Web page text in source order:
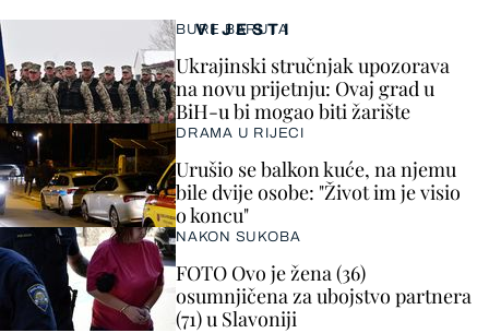
VIJESTI
BURE BARUTA
Ukrajinski stručnjak upozorava
na novu prijetnju: Ovaj grad u
BiH-u bi mogao biti žarište
DRAMA U RIJECI
Urušio se balkon kuće, na njemu
bile dvije osobe: "Život im je visio
o koncu"
NAKON SUKOBA
FOTO Ovo je žena (36)
osumnjičena za ubojstvo partnera
(71) u Slavoniji